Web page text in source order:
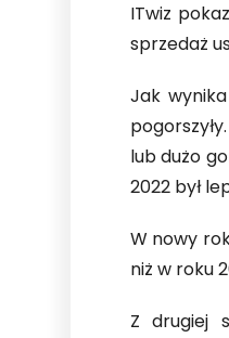
ITwiz
sprzedaż
Jak
lub dużo
2022 był
W nowy
niż w roku
Z drugiej